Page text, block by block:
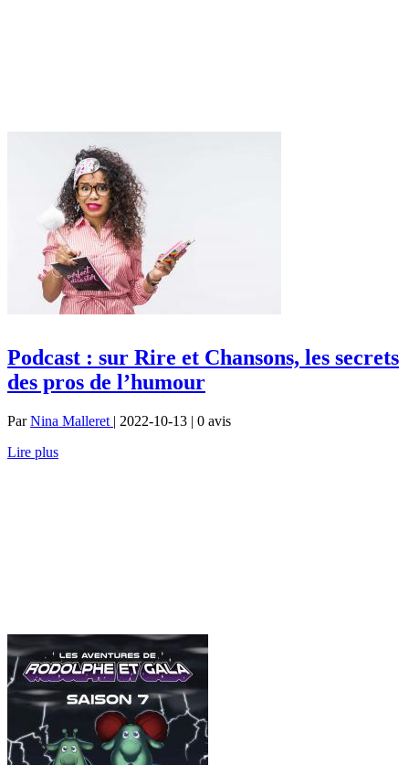
Podcast : sur Rire et Chansons, les secrets
des pros de l’humour
ParNina Malleret | 2022-10-13 | 0 avis
Lire plus